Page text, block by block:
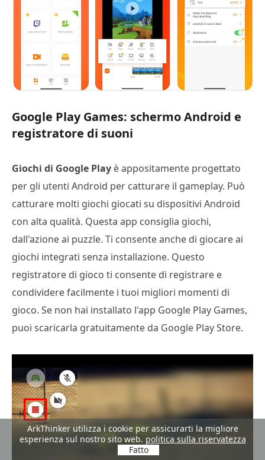
Google Play Games: schermo Android e
registratore di suoni
Giochi di Google Play è appositamente progettato
per gli utenti Android per catturare il gameplay. Può
catturare molti giochi giocati su dispositivi Android
con alta qualità. Questa app consiglia giochi,
dall'azione ai puzzle. Ti consente anche di giocare ai
giochi integrati senza installazione. Questo
registratore di gioco ti consente di registrare e
condividere facilmente i tuoi migliori momenti di
gioco. Se non hai installato l'app Google Play Games,
puoi scaricarla gratuitamente da Google Play Store.
ArkThinker utilizza i cookie per assicurarti la migliore
esperienza sul nostro sito web. politica sulla riservatezza
Fatto